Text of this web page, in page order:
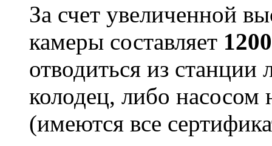
За счет увеличенной
камеры составляет
отводиться из
колодец, либо насосом
(имеются все